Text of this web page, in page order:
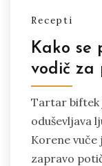
Recepti
Kako
vodič za
Tartar biftek
oduševljava
Korene vuče
zapravo